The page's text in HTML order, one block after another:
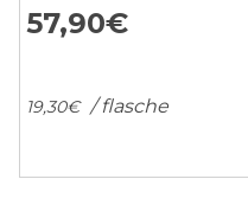
57,90€
19,30€ / flasche